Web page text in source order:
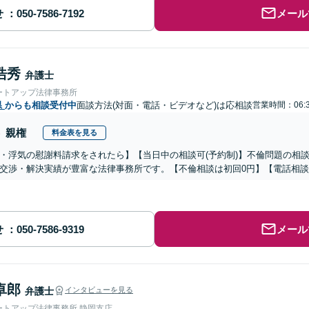
メー
秀 弁護士
トアップ法律事務所
からも相談受付中面談方法(対面・電話・ビデオなど)は応相談営業時間：
親権 料金表を見る
浮気の慰謝料請求をされたら】【当日中の相談可(予約制)】不倫問題の相
渉・解決実績が豊富な法律事務所です。【不倫相談は初回0円】【電話相
メー
郎 弁護士 インタビューを見る